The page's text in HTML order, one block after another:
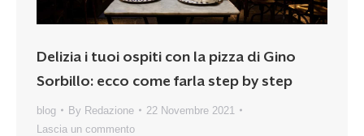
Delizia i tuoi ospiti con la pizza di Gino
Sorbillo: ecco come farla step by step
blog By Redazione
22 Novembre 2021
Lascia un commento